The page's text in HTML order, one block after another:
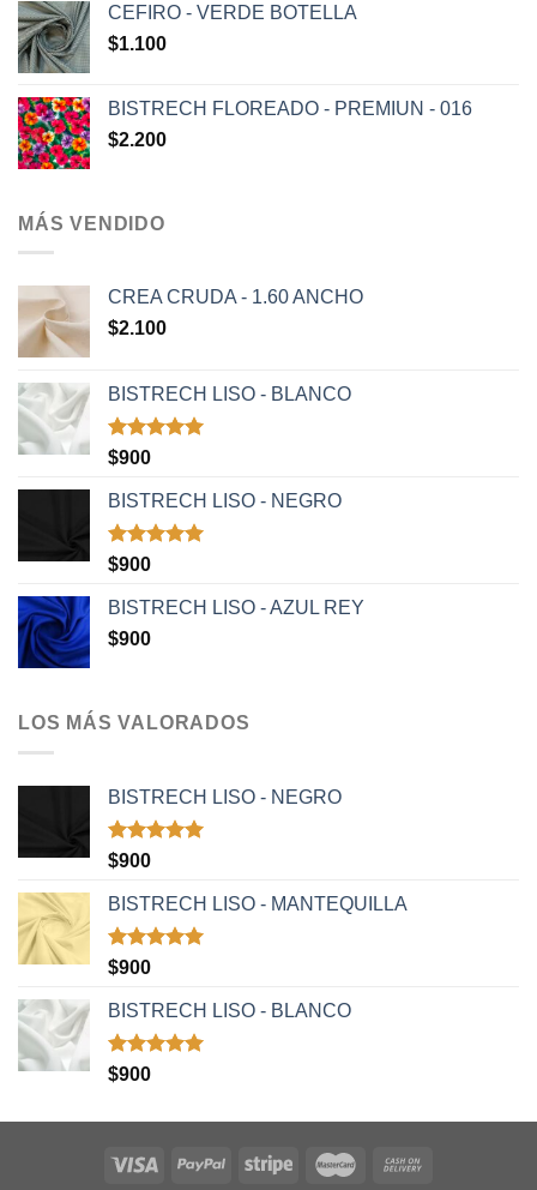
CEFIRO - VERDE BOTELLA
$1.100
BISTRECH FLOREADO - PREMIUN - 016
$2.200
MÁS VENDIDO
CREA CRUDA - 1.60 ANCHO
$2.100
BISTRECH LISO - BLANCO
Valorado
de 5
$900
BISTRECH LISO - NEGRO
Valorado
de 5
$900
BISTRECH LISO - AZUL REY
$900
LOS MÁS VALORADOS
BISTRECH LISO - NEGRO
Valorado
de 5
$900
BISTRECH LISO - MANTEQUILLA
Valorado
de 5
$900
BISTRECH LISO - BLANCO
Valorado
$900